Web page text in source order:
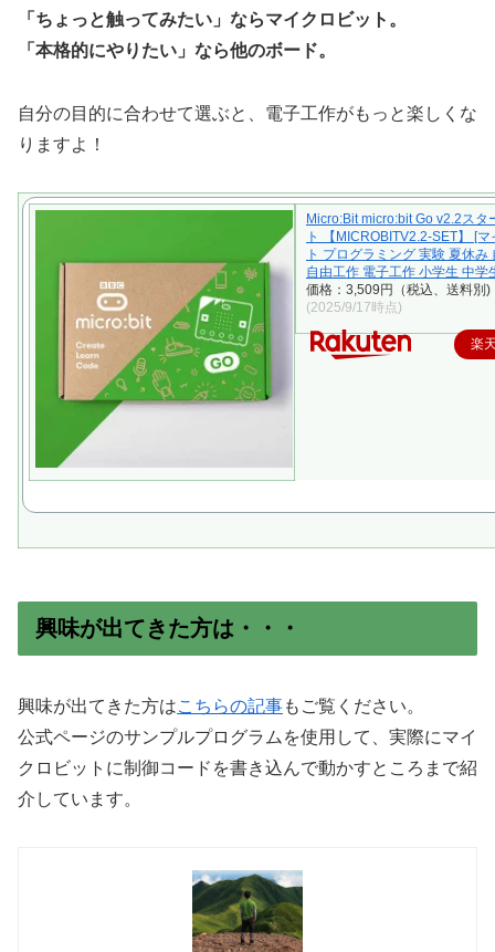
「ちょっと触ってみたい」ならマイクロビット。
「本格的にやりたい」なら他のボード。
自分の目的に合わせて選ぶと、電子工作がもっと楽しくな
りますよ！
Micro:Bit micro:bit Go v2.2スタ
ト 【MICROBITV2.2-SET】 [
ト プログラミング 実験 夏休み
自由工作 電子工作 小学生 中学
価格：3,509円（税込、送料別)
(2025/9/17時点)
楽
興味が出てきた方は・・・
興味が出てきた方はこちらの記事もご覧ください。
公式ページのサンプルプログラムを使用して、実際にマイ
クロビットに制御コードを書き込んで動かすところまで紹
介しています。